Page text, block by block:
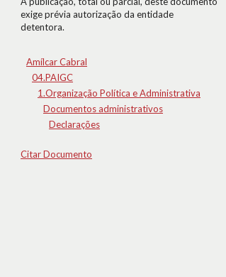
exige prévia autorização da entidade
detentora.
Amílcar Cabral
04.PAIGC
1.Organização Política e Administrativa
Documentos administrativos
Declarações
Citar Documento